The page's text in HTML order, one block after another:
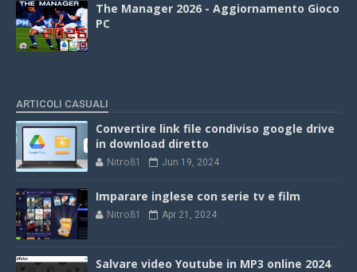
The Manager 2026 - Aggiornamento Gioco
PC
ARTICOLI CASUALI
Convertire link file condiviso google drive
in download diretto
Nitro81 Jun 19, 2024
Imparare inglese con serie tv e film
Nitro81 Apr 21, 2024
Salvare video Youtube in MP3 online 2024